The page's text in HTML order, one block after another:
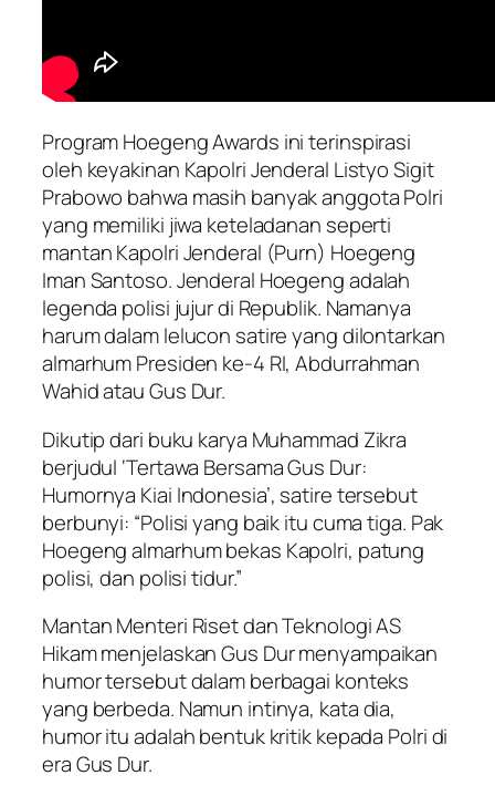
Program Hoegeng Awards ini terinspirasi
oleh keyakinan Kapolri Jenderal Listyo Sigit
Prabowo bahwa masih banyak anggota Polri
yang memiliki jiwa keteladanan seperti
mantan Kapolri Jenderal (Purn) Hoegeng
Iman Santoso. Jenderal Hoegeng adalah
legenda polisi jujur di Republik. Namanya
harum dalam lelucon satire yang dilontarkan
almarhum Presiden ke-4 RI, Abdurrahman
Wahid atau Gus Dur.
Dikutip dari buku karya Muhammad Zikra
berjudul ‘Tertawa Bersama Gus Dur:
Humornya Kiai Indonesia’, satire tersebut
berbunyi: “Polisi yang baik itu cuma tiga. Pak
Hoegeng almarhum bekas Kapolri, patung
polisi, dan polisi tidur.”
Mantan Menteri Riset dan Teknologi AS
Hikam menjelaskan Gus Dur menyampaikan
humor tersebut dalam berbagai konteks
yang berbeda. Namun intinya, kata dia,
humor itu adalah bentuk kritik kepada Polri di
era Gus Dur.